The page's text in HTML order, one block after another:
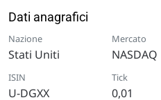
Dati anagrafici
Nazione
Stati Uniti
Mercato
NASDAQ
ISIN
U-DGXX
Tick
0,01